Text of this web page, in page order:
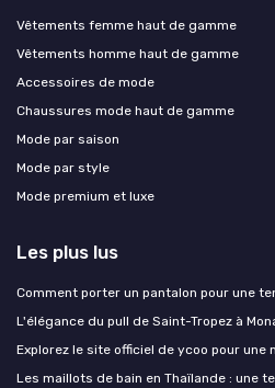
Vêtements femme haut de gamme
Vêtements homme haut de gamme
Accessoires de mode
Chaussures mode haut de gamme
Mode par saison
Mode par style
Mode premium et luxe
Les plus lus
Comment porter un pantalon pour une
L'élégance du pull de Saint-Tropez à
Explorez le site officiel de ycoo pour une
Les maillots de bain en Thaïlande : une